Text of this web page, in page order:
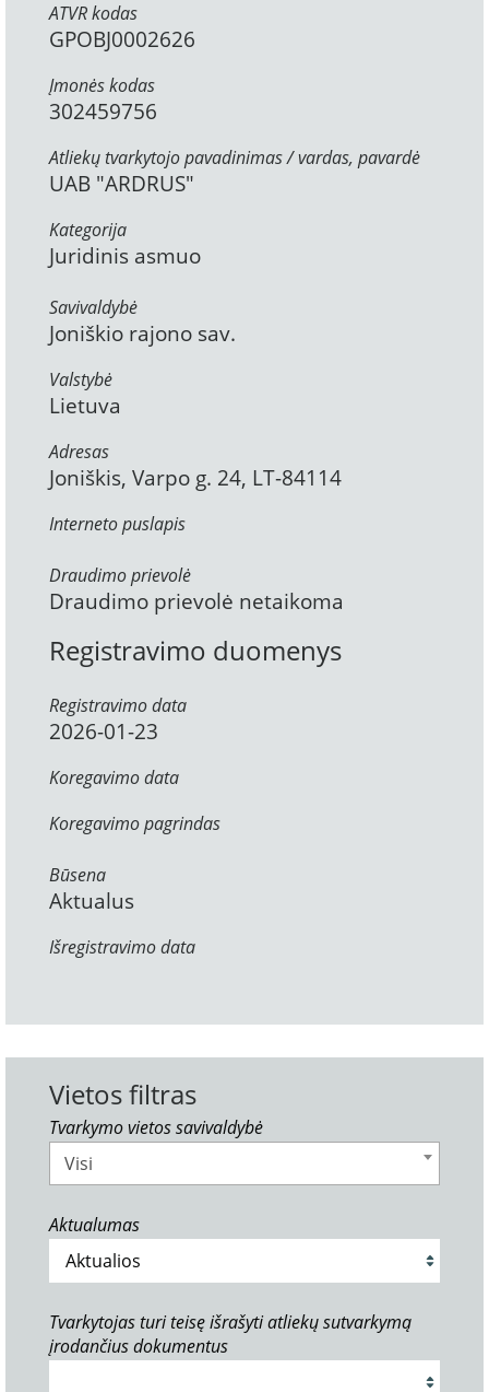
ATVR kodas
GPOBJ0002626
Įmonės kodas
302459756
Atliekų tvarkytojo pavadinimas / vardas, pavardė
UAB "ARDRUS"
Kategorija
Juridinis asmuo
Savivaldybė
Joniškio rajono sav.
Valstybė
Lietuva
Adresas
Joniškis, Varpo g. 24, LT-84114
Interneto puslapis
Draudimo prievolė
Draudimo prievolė netaikoma
Registravimo duomenys
Registravimo data
2026-01-23
Koregavimo data
Koregavimo pagrindas
Būsena
Aktualus
Išregistravimo data
Vietos filtras
Tvarkymo vietos savivaldybė
Visi
Aktualumas
Tvarkytojas turi teisę išrašyti atliekų sutvarkymą
įrodančius dokumentus